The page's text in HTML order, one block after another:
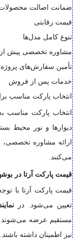
ضمانت اصالت
قیمت رقابتی
تنوع کامل مدل‌ها
مشاوره تخصصی پیش
تأمین سفارش‌های
خدمات پس از فروش
انتخاب پارکت مناسب
انتخاب پارکت مناسب
دیوارها و نور محیط
ارائه مشاوره تخصصی،
می‌کنند.
قیمت پارکت آرتا در
قیمت پارکت آرتا با
تعیین می‌شود. در
مستقیم عرضه می‌شوند
نیز اطمینان داشته باشند.